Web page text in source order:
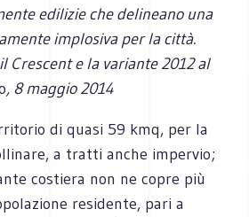
edilizie che delineano una
implosiva per la città.
Crescent e la variante 2012 al
, 8 maggio 2014
di quasi 59 kmq, per la
a tratti anche imper­vio;
costiera non ne copre più
resi­dente, pari a